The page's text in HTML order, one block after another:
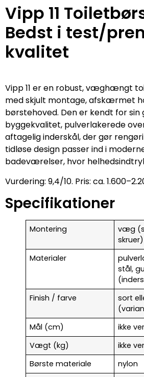
Vipp 11
Bedst i test/
kvalitet
Vipp 11 er en robust, væghængt
med skjult montage, afskærmet
børstehoved. Den er kendt for
byggekvalitet, pulverlakerede
aftagelig inderskål, der gør
tidløse design passer ind i
badeværelser, hvor
Vurdering: 9,4/10. Pris: ca.
Specifikationer
Montering
væg
skruer)
Materialer
stål,
Finish / farve
sort
Mål (cm)
ikke
Vægt (kg)
ikke
Børste materiale
nylon